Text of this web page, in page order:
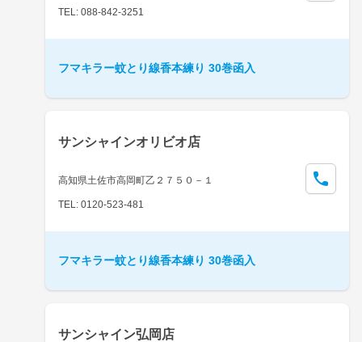
TEL: 088-842-3251
フマキラー蚊とり線香本練り 30巻函入
サンシャインオリビオ店
高知県土佐市高岡町乙２７５０－１
TEL: 0120-523-481
フマキラー蚊とり線香本練り 30巻函入
サンシャイン弘岡店